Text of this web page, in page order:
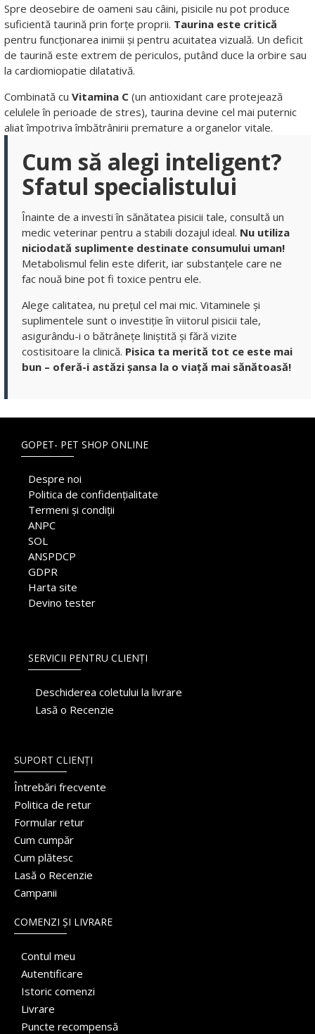
Spre deosebire de oameni sau câini, pisicile nu pot produce
suficientă taurină prin forțe proprii. Taurina este critică
pentru funcționarea inimii și pentru acuitatea vizuală. Un deficit
de taurină este extrem de periculos, putând duce la orbire sau
la cardiomiopatie dilatativă.
Combinată cu Vitamina C (un antioxidant care protejează
celulele în perioade de stres), taurina devine cel mai puternic
aliat împotriva îmbătrânirii premature a organelor vitale.
Cum să alegi inteligent?
Sfatul specialistului
Înainte de a investi în sănătatea pisicii tale, consultă un
medic veterinar pentru a stabili dozajul ideal. Nu utiliza
niciodată suplimente destinate consumului uman!
Metabolismul felin este diferit, iar substanțele care ne
fac nouă bine pot fi toxice pentru ele.
Alege calitatea, nu prețul cel mai mic. Vitaminele și
suplimentele sunt o investiție în viitorul pisicii tale,
asigurându-i o bătrânețe liniștită și fără vizite
costisitoare la clinică. Pisica ta merită tot ce este mai
bun – oferă-i astăzi șansa la o viață mai sănătoasă!
GOPET- PET SHOP ONLINE
Despre noi
Politica de confidențialitate
Termeni și condiții
ANPC
SOL
ANSPDCP
GDPR
Harta site
Devino tester
SERVICII PENTRU CLIENȚI
Deschiderea coletului la livrare
Lasă o Recenzie
SUPORT CLIENȚI
Întrebări frecvente
Politica de retur
Formular retur
Cum cumpăr
Cum plătesc
Lasă o Recenzie
Campanii
COMENZI ȘI LIVRARE
Contul meu
Autentificare
Istoric comenzi
Livrare
Puncte recompensă